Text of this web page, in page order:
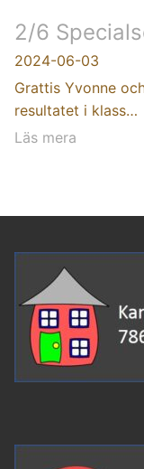
2/6
2024-06-03
Grattis Yvonne
resultatet i klass…
Läs mera